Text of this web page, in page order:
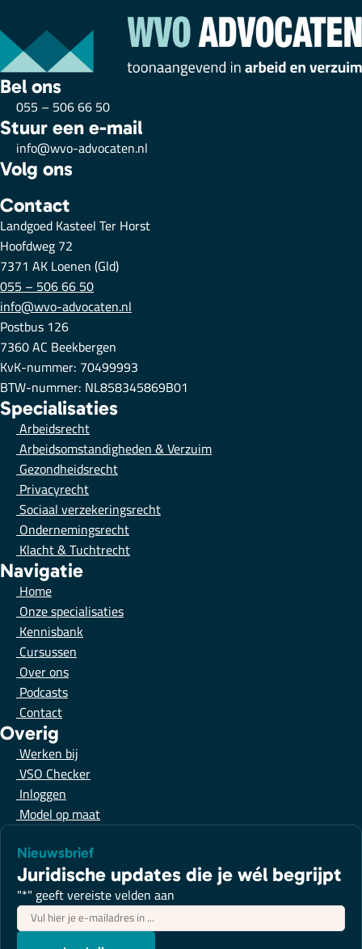
Bel ons
055 – 506 66 50
Stuur een e-mail
info@wvo-advocaten.nl
Volg ons
Contact
Landgoed Kasteel Ter Horst
Hoofdweg 72
7371 AK Loenen (Gld)
055 – 506 66 50
info@wvo-advocaten.nl
Postbus 126
7360 AC Beekbergen
KvK-nummer: 70499993
BTW-nummer: NL858345869B01
Specialisaties
Arbeidsrecht
Arbeidsomstandigheden & Verzuim
Gezondheidsrecht
Privacyrecht
Sociaal verzekeringsrecht
Ondernemingsrecht
Klacht & Tuchtrecht
Navigatie
Home
Onze specialisaties
Kennisbank
Cursussen
Over ons
Podcasts
Contact
Overig
Werken bij
VSO Checker
Inloggen
Model op maat
Nieuwsbrief
Juridische updates die je wél begrijpt
"*" geeft vereiste velden aan
E-
mailadres*